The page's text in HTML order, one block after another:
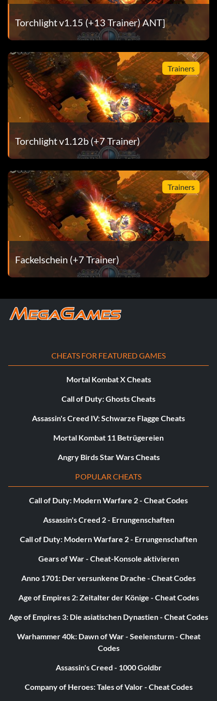
Torchlight v1.15 (+13 Trainer) ANT]
Trainers
Torchlight v1.12b (+7 Trainer)
Trainers
Fackelschein (+7 Trainer)
CHEATS FOR FEATURED GAMES
Mortal Kombat X Cheats
Call of Duty: Ghosts Cheats
Assassin's Creed IV: Schwarze Flagge Cheats
Mortal Kombat 11 Betrügereien
Angry Birds Star Wars Cheats
POPULAR CHEATS
Call of Duty: Modern Warfare 2 - Cheat Codes
Assassin's Creed 2 - Errungenschaften
Call of Duty: Modern Warfare 2 - Errungenschaften
Gears of War - Cheat-Konsole aktivieren
Anno 1701: Der versunkene Drache - Cheat Codes
Age of Empires 2: Zeitalter der Könige - Cheat Codes
Age of Empires 3: Die asiatischen Dynastien - Cheat Codes
Warhammer 40k: Dawn of War - Seelensturm - Cheat
Codes
Assassin's Creed - 1000 Goldbr
Company of Heroes: Tales of Valor - Cheat Codes